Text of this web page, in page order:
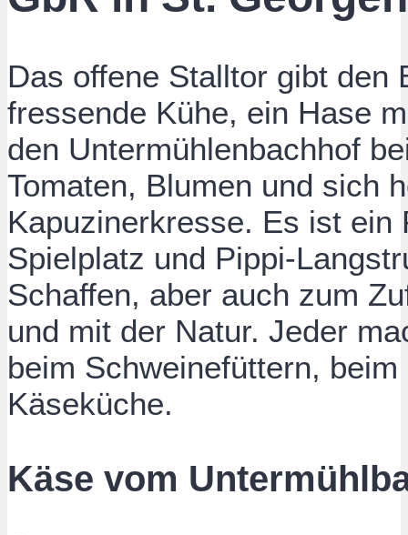
Das offene Stalltor gibt den
fressende Kühe, ein Hase
den Untermühlenbachhof
Tomaten, Blumen und sich
Kapuzinerkresse. Es ist ein
Spielplatz und Pippi-
Schaffen, aber auch zum
und mit der Natur. Jeder
beim Schweinefüttern,
Käseküche.
Käse vom